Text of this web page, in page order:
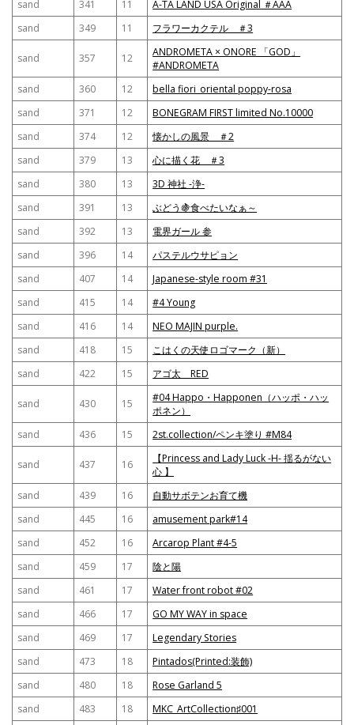
sand 341 11
A-TA LAND USA Original ＃AAA
sand
349 11 フラワーカクテル ＃3
sand 357 12
ANDROMETA × ONORE 「GOD」
#ANDROMETA
sand
360 12
bella fiori_oriental poppy-rosa
sand
371 12
BONEGRAM FIRST limited No.10000
sand
374 12
懐かしの風景 ＃2
sand
379 13
心に描く花 ＃3
sand
380 13
3D 神社 -浄-
sand
391 13
ぶどう🍇食べたいなぁ～
sand
392 13
電界ガール 参
sand
396 14
パステルウサピョン
sand
407 14
Japanese-style room #31
sand
415 14
#4 Young
sand
416 14
NEO MAJIN purple.
sand
418 15
こはくの天使ロゴマーク（新）
sand
422 15 アゴ太 RED
sand 430 15
#04 Happo・Happonen（ハッポ・ハッ
ポネン）
sand
436 15 2st.collection/ペンキ塗り #M84
sand 437 16
【Princess and Lady Luck -H- 揺るがない
心 】
sand
439 16
自動サボテンお育て機
sand
445 16
amusement park#14
sand
452 16
Arcarop Plant #4-5
sand
459 17
陰と陽
sand
461 17
Water front robot #02
sand
466 17
GO MY WAY in space
sand
469 17
Legendary Stories
sand
473 18
Pintados(Printed:装飾)
sand
480 18
Rose Garland 5
sand
483 18
MKC_ArtCollection♯001